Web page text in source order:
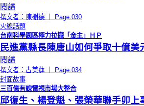
閱讀
撰文者：陳樹德 ｜ Page.030
火線話題
台南科學園區極力拉攏「金主」ＨＰ
民進黨縣長陳唐山如何爭取十億美
閱讀
撰文者：古美蓮 ｜ Page.034
封面故事
三百億有線電視市場大整合
邱復生、楊登魁、張榮華聯手卯上